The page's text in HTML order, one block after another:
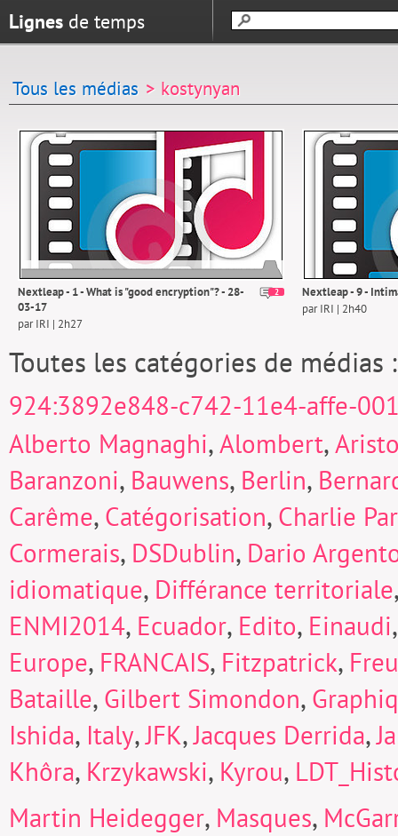
Lignes de temps
Tous les médias > kostynyan
2
Nextleap - 1 - What is "good encryption"? - 28-
03-17
par IRI | 2h27
Nextleap - 9 -
par IRI | 2h40
Toutes les catégories de médias
924:3892e848-c742-11e4-affe-
Alberto Magnaghi,Alombert,
Baranzoni, Bauwens, Berlin,
Carême, Catégorisation, Charlie
Cormerais, DSDublin, Dario
idiomatique, Différance territoriale
ENMI2014, Ecuador, Edito, Einaudi
Europe, FRANCAIS, Fitzpatrick,
Bataille, Gilbert Simondon,
Ishida, Italy,JFK,Jacques Derrida,
Khôra, Krzykawski, Kyrou,
Martin Heidegger, Masques,